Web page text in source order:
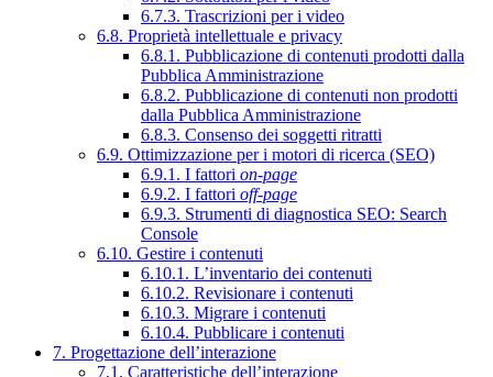
6.7.3. Trascrizioni per i video
6.8. Proprietà intellettuale e privacy
6.8.1. Pubblicazione di contenuti prodotti dalla
Pubblica Amministrazione
6.8.2. Pubblicazione di contenuti non prodotti
dalla Pubblica Amministrazione
6.8.3. Consenso dei soggetti ritratti
6.9. Ottimizzazione per i motori di ricerca (SEO)
6.9.1. I fattori on-page
6.9.2. I fattori off-page
6.9.3. Strumenti di diagnostica SEO: Search
Console
6.10. Gestire i contenuti
6.10.1. L’inventario dei contenuti
6.10.2. Revisionare i contenuti
6.10.3. Migrare i contenuti
6.10.4. Pubblicare i contenuti
7. Progettazione dell’interazione
7.1. Caratteristiche dell’interazione